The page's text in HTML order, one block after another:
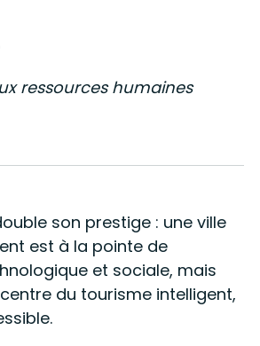
ressources humaines
son prestige : une ville
est à la pointe de
et sociale, mais
du tourisme intelligent,